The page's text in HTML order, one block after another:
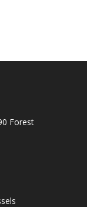
Forest